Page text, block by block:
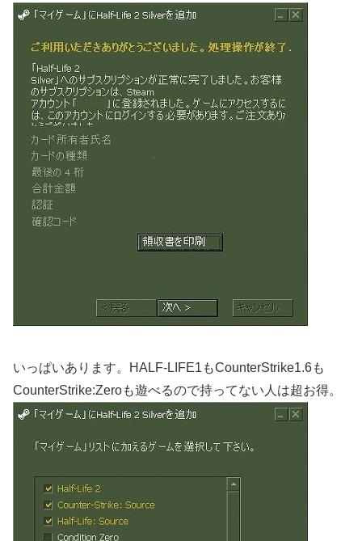
いっぱいあります。HALF-LIFE1もCounterStrike1.6も
CounterStrike:Zeroも遊べるので持ってない人は超お得。